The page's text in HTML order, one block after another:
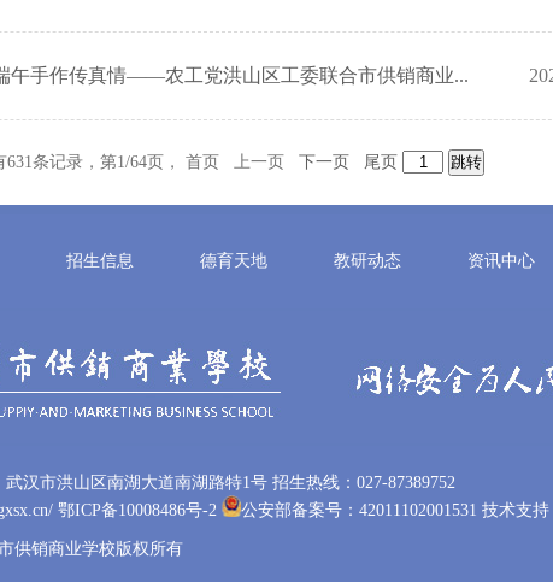
午手作传真情——农工党洪山区工委联合市供销商业...
631条记录，第1/64页， 首页 上一页 下一页 尾页
招生信息 德育天地 教研动态 资讯中心
汉市洪山区南湖大道南湖路特1号 招生热线：027-87389752
鄂ICP备10008486号-2 公安部备案号：42011102001531 技术支持
供销商业学校版权所有